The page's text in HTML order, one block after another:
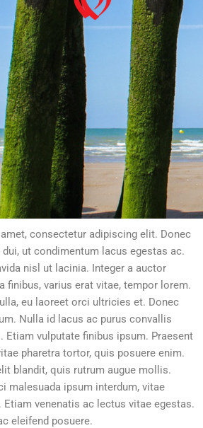
consectetur adipiscing elit. Donec
ut condimentum lacus egestas ac.
nisl ut lacinia. Integer a auctor
finibus, varius erat vitae, tempor lorem.
eu laoreet orci ultricies et. Donec
Nulla id lacus ac purus convallis
Etiam vulputate finibus ipsum. Praesent
pharetra tortor, quis posuere enim.
blandit, quis rutrum augue mollis.
malesuada ipsum interdum, vitae
venenatis ac lectus vitae egestas.
eleifend posuere.